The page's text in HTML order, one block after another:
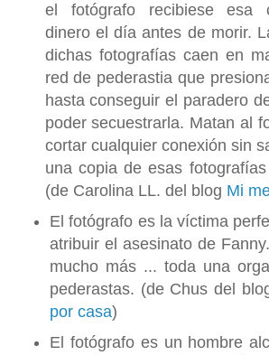
el fotógrafo recibiese esa
dinero el día antes de morir.
dichas fotografías caen en
red de pederastia que
hasta conseguir el paradero
poder secuestrarla. Matan al
cortar cualquier conexión sin
una copia de esas
(de Carolina LL. del blog Mi
El fotógrafo es la víctima
atribuir el asesinato de
mucho más ... toda una
pederastas. (de Chus del
por casa)
El fotógrafo es un hombre